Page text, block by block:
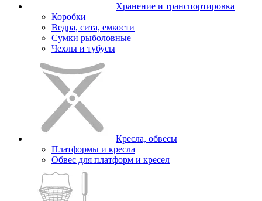
Хранение и транспортировка
Коробки
Ведра, сита, емкости
Сумки рыболовные
Чехлы и тубусы
Кресла, обвесы
Платформы и кресла
Обвес для платформ и кресел